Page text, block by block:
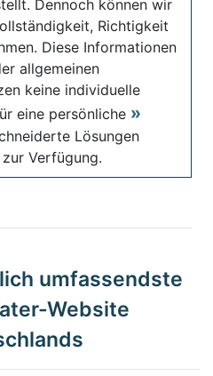
Dennoch können wir
Richtigkeit
Diese Informationen
allgemeinen
keine individuelle
eine persönliche
Lösungen
Verfügung.
umfassendste
Website